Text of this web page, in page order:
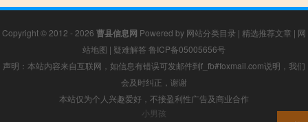
Copyright © 2012 - 2026 曹县信息网 Powered by 网站分类目录 | 精选推荐文章 | 网
站地图 | 疑难解答 鲁ICP备05005656号
声明：本站内容来自互联网，如信息有错误可发邮件到f_fb#foxmail.com说明，我们
会及时纠正，谢谢
本站仅为个人兴趣爱好，不接盈利性广告及商业合作
小男孩